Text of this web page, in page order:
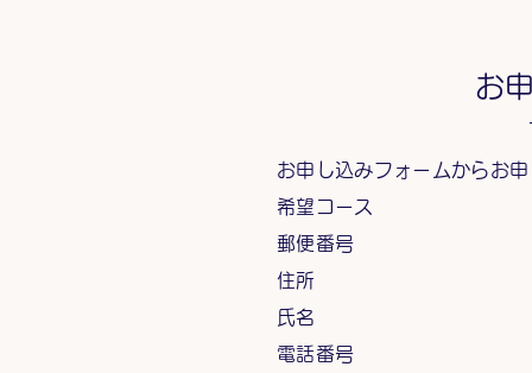
お
お申し込みフォームからお
希望コース
郵便番号
住所
氏名
電話番号